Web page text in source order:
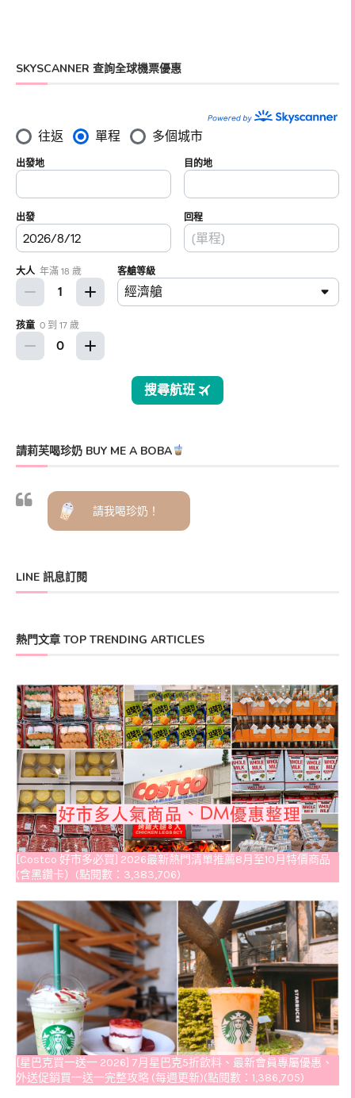
SKYSCANNER 查詢全球機票優惠
請莉芙喝珍奶 BUY ME A BOBA
請我喝珍奶！
LINE 訊息訂閱
熱門文章 TOP TRENDING ARTICLES
[Costco 好市多必買] 2026最新熱門清單推薦8月至10月特價商品
(含黑鑽卡）(點閱數：3,383,706)
[星巴克買一送一 2026] 7月星巴克5折飲料、最新會員專屬優惠、
外送促銷買一送一完整攻略 (每週更新)(點閱數：1,386,705)